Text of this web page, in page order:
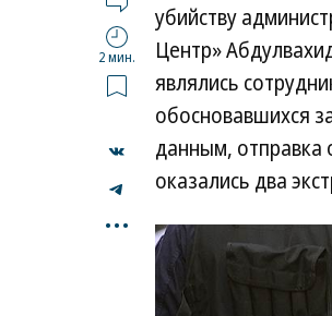
2 мин.
...
убийству
Центр»
являлись
обосновавшихся
данным, отправка
оказались два